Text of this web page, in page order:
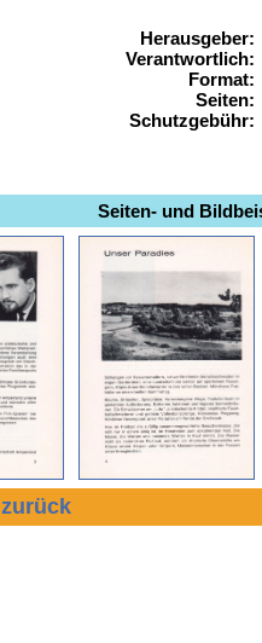
Herausgeber:
Verantwortlich:
Format:
Seiten:
Schutzgebühr:
Seiten- und
zurück